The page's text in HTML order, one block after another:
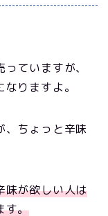
ていますが、
りますよ。
、ちょっと辛味
味が欲しい人は
す。